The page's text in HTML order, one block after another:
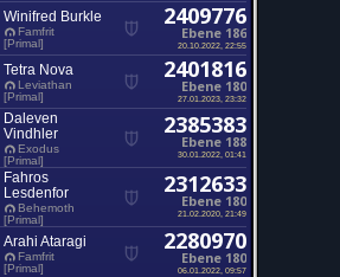
Winifred Burkle
Famfrit
[Primal]
2409776
Ebene 186
20.10.2022, 22:55
Tetra Nova
Leviathan
[Primal]
2401816
Ebene 180
27.01.2023, 23:32
Daleven
Vindhler
Exodus
[Primal]
2385383
Ebene 188
30.01.2022, 01:41
Fahros
Lesdenfor
Behemoth
[Primal]
2312633
Ebene 180
21.02.2020, 21:49
Arahi Ataragi
Famfrit
[Primal]
2280970
Ebene 180
06.01.2022, 09:57